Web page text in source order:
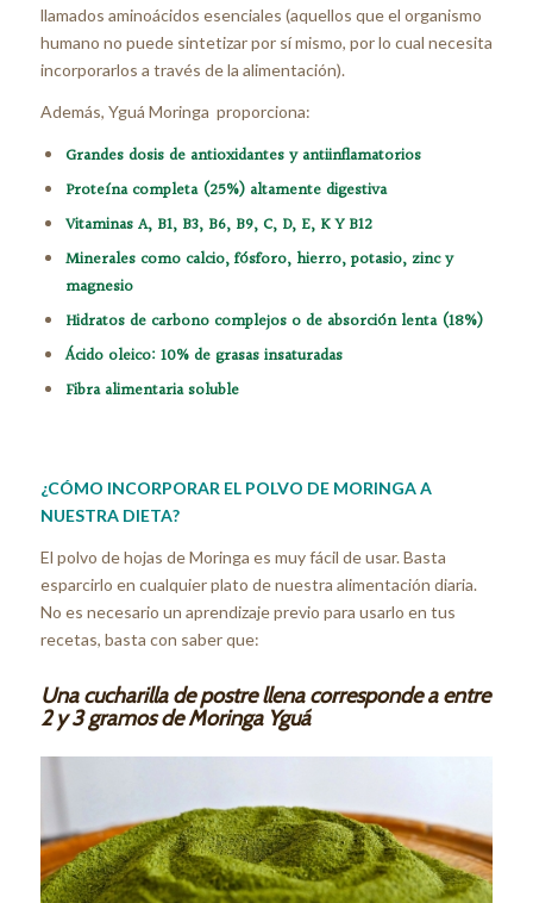
llamados aminoácidos esenciales (aquellos que el organismo
humano no puede sintetizar por sí mismo, por lo cual necesita
incorporarlos a través de la alimentación).
Además, Yguá Moringa proporciona:
Grandes dosis de antioxidantes y antiinflamatorios
Proteína completa (25%) altamente digestiva
Vitaminas A, B1, B3, B6, B9, C, D, E, K Y B12
Minerales como calcio, fósforo, hierro, potasio, zinc y
magnesio
Hidratos de carbono complejos o de absorción lenta (18%)
Ácido oleico: 10% de grasas insaturadas
Fibra alimentaria soluble
¿CÓMO INCORPORAR EL POLVO DE MORINGA A
NUESTRA DIETA?
El polvo de hojas de Moringa es muy fácil de usar. Basta
esparcirlo en cualquier plato de nuestra alimentación diaria.
No es necesario un aprendizaje previo para usarlo en tus
recetas, basta con saber que:
Una cucharilla de postre llena corresponde a entre
2 y 3 gramos de Moringa Yguá